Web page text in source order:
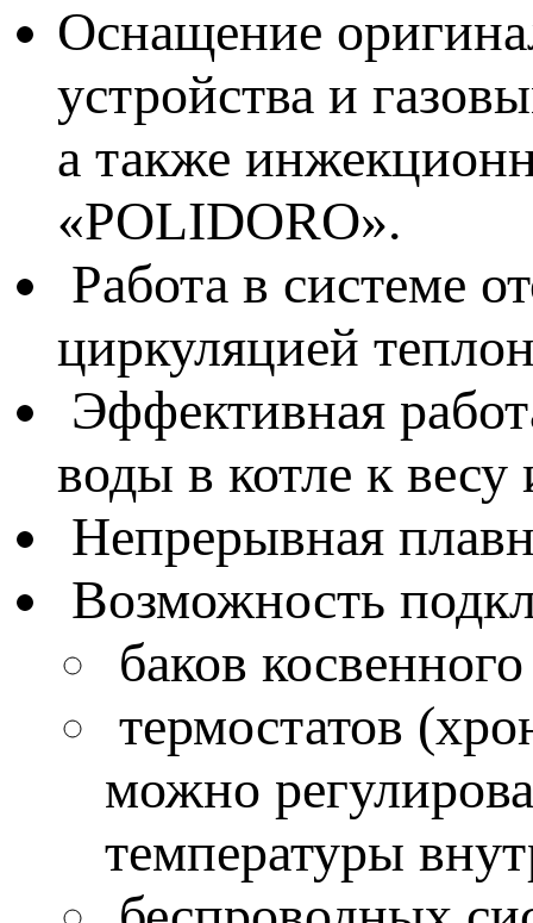
Оснащение
устройства и
а также
«POLIDORO».
Работа в системе
циркуляцией
Эффективная
воды в котле к
Непрерывная
Возможность
баков
термостатов
можно
температуры